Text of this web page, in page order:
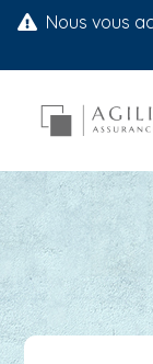
Nous vous